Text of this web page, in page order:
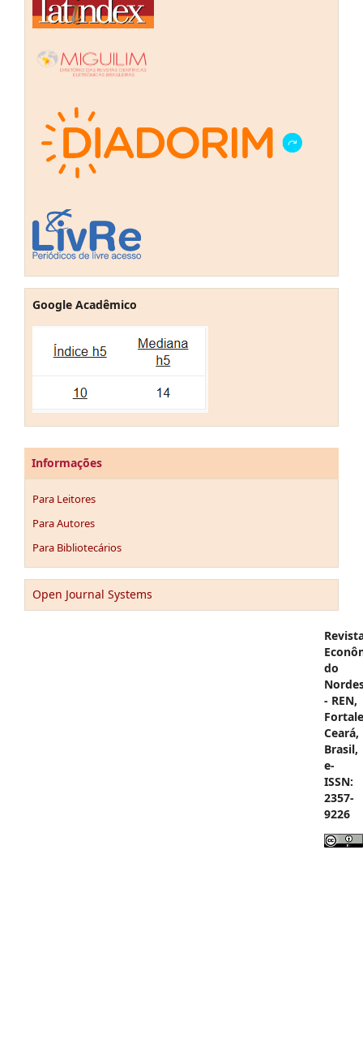
Google Acadêmico
Informações
Para Leitores
Para Autores
Para Bibliotecários
Open Journal Systems
do
- REN,
Ceará,
Brasil,
e-
ISSN:
2357-
9226